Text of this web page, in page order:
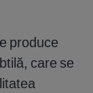
produce
care se